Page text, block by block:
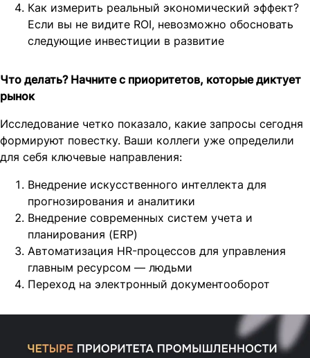
Как измерить реальный экономический эффект?
Если вы не видите ROI, невозможно обосновать
следующие инвестиции в развитие
Что делать? Начните с приоритетов, которые диктует
рынок
Исследование четко показало, какие запросы сегодня
формируют повестку. Ваши коллеги уже определили
для себя ключевые направления:
Внедрение искусственного интеллекта для
прогнозирования и аналитики
Внедрение современных систем учета и
планирования (ERP)
Автоматизация HR-процессов для управления
главным ресурсом — людьми
Переход на электронный документооборот